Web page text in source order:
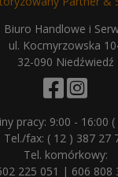
Biuro Handlowe i
ul. Kocmyrzowska
32-090 Niedźwiedź
pracy: 9:00 - 16:00
Tel./fax: ( 12 ) 387 27
Tel. komórkowy:
225 051 | 606 808